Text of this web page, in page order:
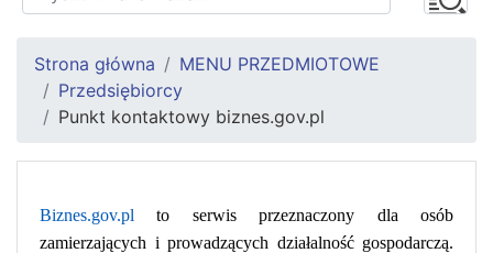
Strona główna
MENU PRZEDMIOTOWE
Przedsiębiorcy
Punkt kontaktowy biznes.gov.pl
Biznes.gov.pl
to serwis przeznaczony dla osób
zamierzających i prowadzących działalność gospodarczą.